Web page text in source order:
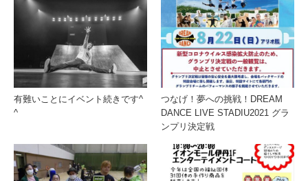
有難いことにイベント続きです^
^
つなげ！夢への挑戦！DREAM
DANCE LIVE STADIU2021 グラ
ンプリ決定戦